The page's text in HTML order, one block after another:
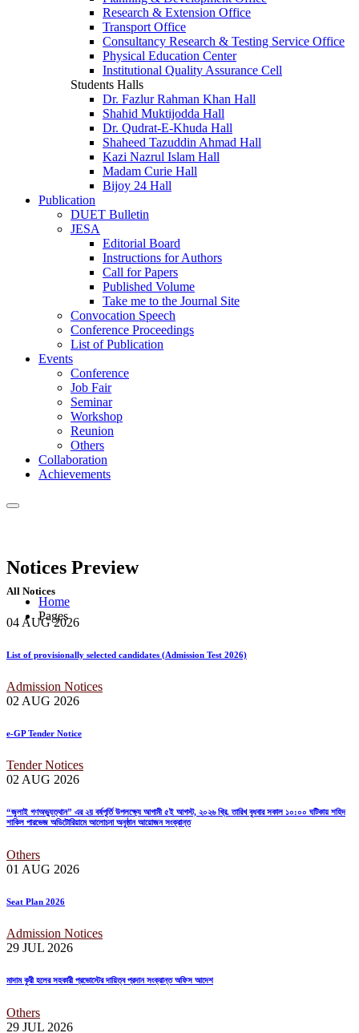
Research & Extension Office
Transport Office
Consultancy Research & Testing Service Office
Physical Education Center
Institutional Quality Assurance Cell
Students Halls
Dr. Fazlur Rahman Khan Hall
Shahid Muktijodda Hall
Dr. Qudrat-E-Khuda Hall
Shaheed Tazuddin Ahmad Hall
Kazi Nazrul Islam Hall
Madam Curie Hall
Bijoy 24 Hall
Publication
DUET Bulletin
JESA
Editorial Board
Instructions for Authors
Call for Papers
Published Volume
Take me to the Journal Site
Convocation Speech
Conference Proceedings
List of Publication
Events
Conference
Job Fair
Seminar
Workshop
Reunion
Others
Collaboration
Achievements
Notices Preview
Home
Pages
All Notices
04 AUG 2026
List of provisionally selected candidates (Admission Test 2026)
Admission Notices
02 AUG 2026
e-GP Tender Notice
Tender Notices
02 AUG 2026
“জুলাই গণঅভ্যুত্থান” এর ২য় বর্ষপূর্তি উপলক্ষ্যে আগামী ৫ই আগস্ট, ২০২৬ খ্রি. তারিখ বুধবার সকাল ১০:০০ ঘটিকায় শহিদ
শাকিল পারভেজ অডিটোরিয়ামে আলোচনা অনুষ্ঠান আয়োজন সংক্রান্ত
Others
01 AUG 2026
Seat Plan 2026
Admission Notices
29 JUL 2026
মাদাম কুরী হলের সহকারী প্রভোস্টের দায়িত্ব প্রদান সংক্রান্ত অফিস আদেশ
Others
29 JUL 2026